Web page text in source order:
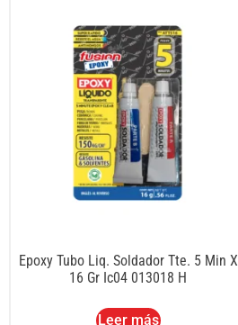
Epoxy Tubo Liq. Soldador Tte. 5 Min X
16 Gr Ic04 013018 H
Leer más